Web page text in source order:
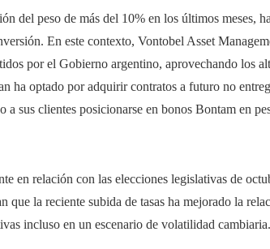
del peso de más del 10% en los últimos meses,
En este contexto, Vontobel Asset
por el Gobierno argentino, aprovechando los
ha optado por adquirir contratos a futuro no
a sus clientes posicionarse en bonos Bontam en
en relación con las elecciones legislativas de
que la reciente subida de tasas ha mejorado la
incluso en un escenario de volatilidad cambiaria.